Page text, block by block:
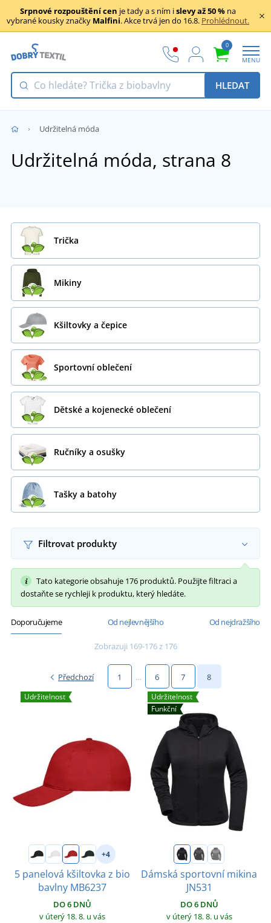
Srpnové rozpouštění cen je tady a s ním islevy až 50 % na
vybrané kousky značky Malfini. Akce trvá jen do 16.8. Prohlédnout.
0
MENU
HLEDAT
Udržitelná móda
Udržitelná móda, strana 8
Trička
Mikiny
Kšiltovky a čepice
Sportovní oblečení
Dětské a kojenecké oblečení
Ručníky a osušky
Tašky a batohy
Filtrovat produkty
Tato kategorie obsahuje 176 produktů. Použijte filtraci a
dostaňte se rychleji k produktu, který hledáte.
Doporučujeme Od nejlevnějšího Od nejdražšího
Zobrazuji 169-176 z 176
Předchozí 1 … 6 7 8
Udržitelnost
+4
5 panelová kšiltovka z bio
bavlny MB6237
DO 6 DNŮ
v úterý 18. 8. u vás
Udržitelnost
Funkční
Dámská sportovní mikina
JN531
DO 6 DNŮ
v úterý 18. 8. u vás